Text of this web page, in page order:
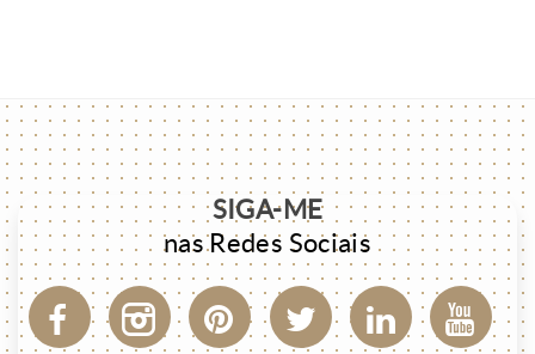
SIGA-ME
nas Redes Sociais